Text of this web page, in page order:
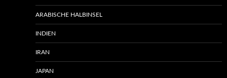
ARABISCHE HALBINSEL
INDIEN
IRAN
JAPAN